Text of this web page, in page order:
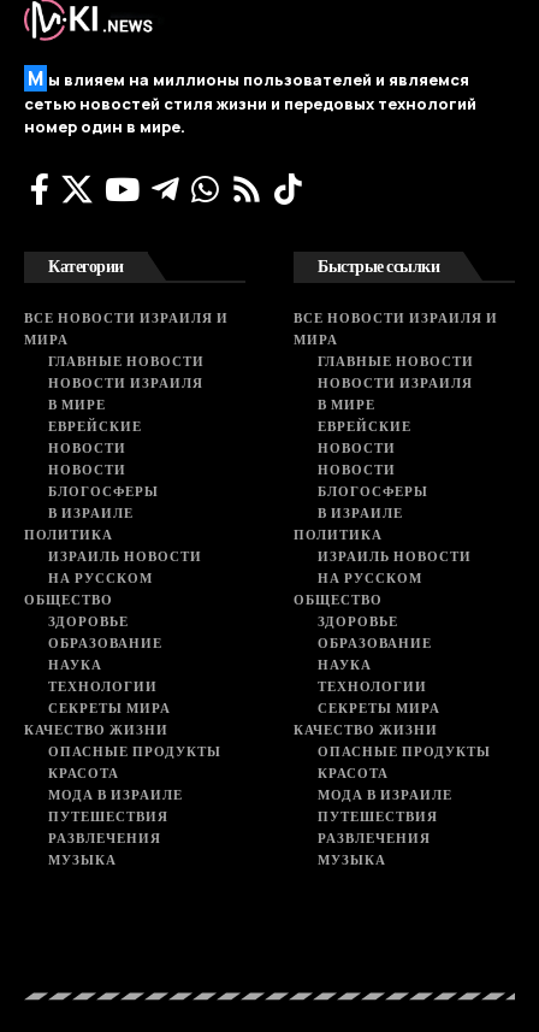
М ы влияем на миллионы пользователей и являемся
сетью новостей стиля жизни и передовых технологий
номер один в мире.
Категории
ВСЕ НОВОСТИ ИЗРАИЛЯ И
МИРА
ГЛАВНЫЕ НОВОСТИ
НОВОСТИ ИЗРАИЛЯ
В МИРЕ
ЕВРЕЙСКИЕ
НОВОСТИ
НОВОСТИ
БЛОГОСФЕРЫ
В ИЗРАИЛЕ
ПОЛИТИКА
ИЗРАИЛЬ НОВОСТИ
НА РУССКОМ
ОБЩЕСТВО
ЗДОРОВЬЕ
ОБРАЗОВАНИЕ
НАУКА
ТЕХНОЛОГИИ
СЕКРЕТЫ МИРА
КАЧЕСТВО ЖИЗНИ
ОПАСНЫЕ ПРОДУКТЫ
КРАСОТА
МОДА В ИЗРАИЛЕ
ПУТЕШЕСТВИЯ
РАЗВЛЕЧЕНИЯ
МУЗЫКА
Быстрые ссылки
ВСЕ НОВОСТИ ИЗРАИЛЯ И
МИРА
ГЛАВНЫЕ НОВОСТИ
НОВОСТИ ИЗРАИЛЯ
В МИРЕ
ЕВРЕЙСКИЕ
НОВОСТИ
НОВОСТИ
БЛОГОСФЕРЫ
В ИЗРАИЛЕ
ПОЛИТИКА
ИЗРАИЛЬ НОВОСТИ
НА РУССКОМ
ОБЩЕСТВО
ЗДОРОВЬЕ
ОБРАЗОВАНИЕ
НАУКА
ТЕХНОЛОГИИ
СЕКРЕТЫ МИРА
КАЧЕСТВО ЖИЗНИ
ОПАСНЫЕ ПРОДУКТЫ
КРАСОТА
МОДА В ИЗРАИЛЕ
ПУТЕШЕСТВИЯ
РАЗВЛЕЧЕНИЯ
МУЗЫКА